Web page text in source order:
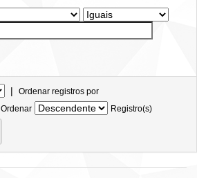
| Ordenar registros por
Ordenar
Registro(s)